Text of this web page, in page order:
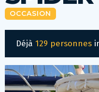
OCCASION
Déjà 129 personnes